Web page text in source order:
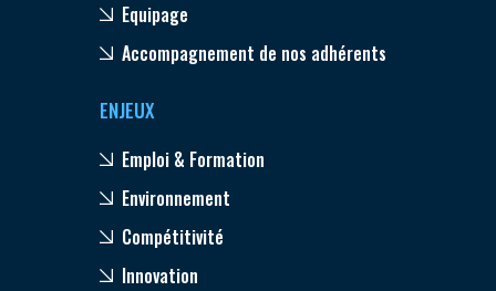
Equipage
Accompagnement de nos adhérents
ENJEUX
Emploi & Formation
Environnement
Compétitivité
Innovation